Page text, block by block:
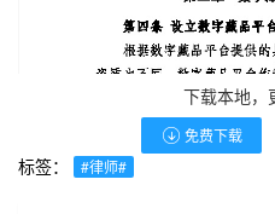
下载本地，
免费下载
标签： #律师#